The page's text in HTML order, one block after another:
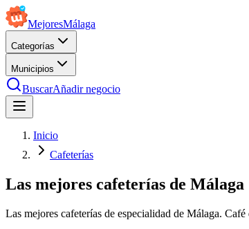
MejoresMálaga
Categorías
Municipios
BuscarAñadir negocio
Inicio
Cafeterías
Las mejores cafeterías de Málaga
Las mejores cafeterías de especialidad de Málaga.